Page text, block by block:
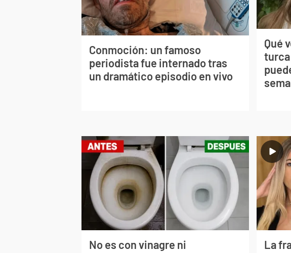
Conmoción: un famoso
periodista fue internado tras
un dramático episodio en vivo
Qué
turca
No es con vinagre ni
La